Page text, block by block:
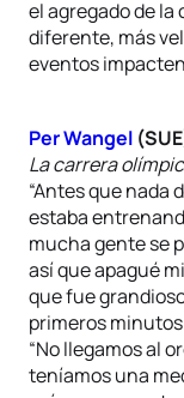
el agregado de la
diferente, más
eventos
Per Wangel
La carrera
“Antes que nada
estaba
mucha gente se
así que apagué
que fue
primeros
“No llegamos al
teníamos una